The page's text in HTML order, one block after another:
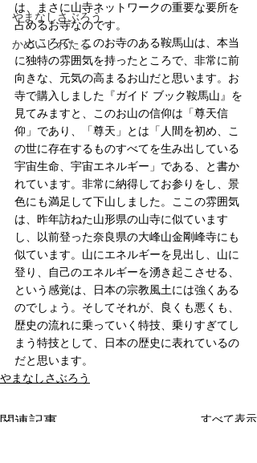
やまなしさぶろう
かめいしわたる
は、まさに山寺ネットワークの重要な要所を
占めるお寺なのです。
ところで、このお寺のある鞍馬山は、本当
に独特の雰囲気を持ったところで、非常に前
向きな、元気の高まるお山だと思います。お
寺で購入しました『ガイド ブック鞍馬山』を
見てみますと、このお山の信仰は「尊天信
仰」であり、「尊天」とは「人間を初め、こ
の世に存在するものすべてを生み出している
宇宙生命、宇宙エネルギー」である、と書か
れています。非常に納得してお参りをし、景
色にも満足して下山しました。ここの雰囲気
は、昨年訪ねた山形県の山寺に似ています
し、以前登った奈良県の大峰山金剛峰寺にも
似ています。山にエネルギーを見出し、山に
登り、自己のエネルギーを湧き起こさせる、
という感覚は、日本の宗教風土には強くある
のでしょう。そしてそれが、良くも悪くも、
歴史の流れに乗っていく特技、乗りすぎてし
まう特技として、日本の歴史に表れているの
だと思います。
やまなしさぶろう
関連記事 すべて表示